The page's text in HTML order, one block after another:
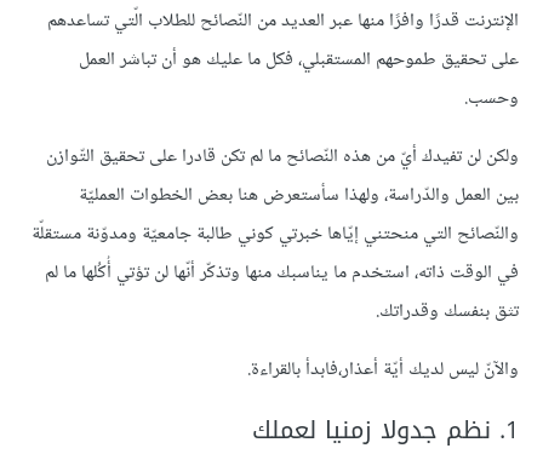
الإنترنت قدرًا وافرًا منها عبر العديد من النّصائح للطلاب الّتي تساعدهم
على تحقيق طموحهم المستقبلي، فكل ما عليك هو أن تباشر العمل
وحسب.
ولكن لن تفيدك أيّ من هذه النّصائح ما لم تكن قادرا على تحقيق التّوازن
بين العمل والدّراسة، ولهذا سأستعرض هنا بعض الخطوات العمليّة
والنّصائح التي منحتني إيّاها خبرتي كوني طالبة جامعيّة ومدوّنة مستقلّة
في الوقت ذاته، استخدم ما يناسبك منها وتذكّر أنّها لن تؤتي أُكُلها ما لم
تثق بنفسك وقدراتك.
والآنّ ليس لديك أيّة أعذار،فابدأ بالقراءة.
1. نظم جدولا زمنيا لعملك